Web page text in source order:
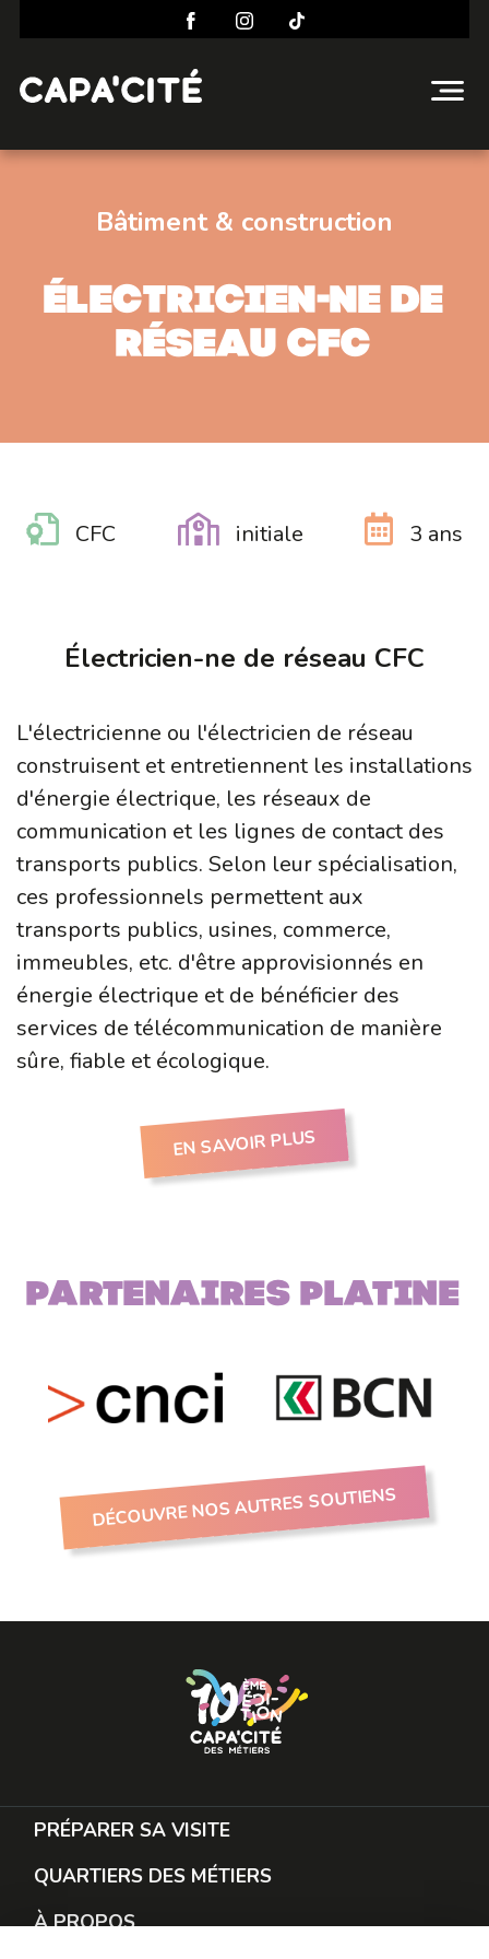
Bâtiment & construction
Électricien-ne de
réseau CFC
CFC initiale 3 ans
Électricien-ne de réseau CFC
L'électricienne ou l'électricien de réseau
construisent et entretiennent les installations
d'énergie électrique, les réseaux de
communication et les lignes de contact des
transports publics. Selon leur spécialisation,
ces professionnels permettent aux
transports publics, usines, commerce,
immeubles, etc. d'être approvisionnés en
énergie électrique et de bénéficier des
services de télécommunication de manière
sûre, fiable et écologique.
EN SAVOIR PLUS
Partenaires PLATINE
DÉCOUVRE NOS AUTRES SOUTIENS
PRÉPARER SA VISITE
QUARTIERS DES MÉTIERS
À PROPOS